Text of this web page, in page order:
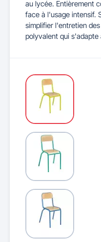
Cendriers
Maitrise
Séparateurs
Illuminations
Mobilier de
Tableaux
au lycée. Entièrement
face à l'usage intensif.
simplifier l'entretien
polyvalent qui s'adapte